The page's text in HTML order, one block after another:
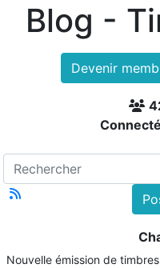
Blog -
Devenir
Nouvelle émission de timbres